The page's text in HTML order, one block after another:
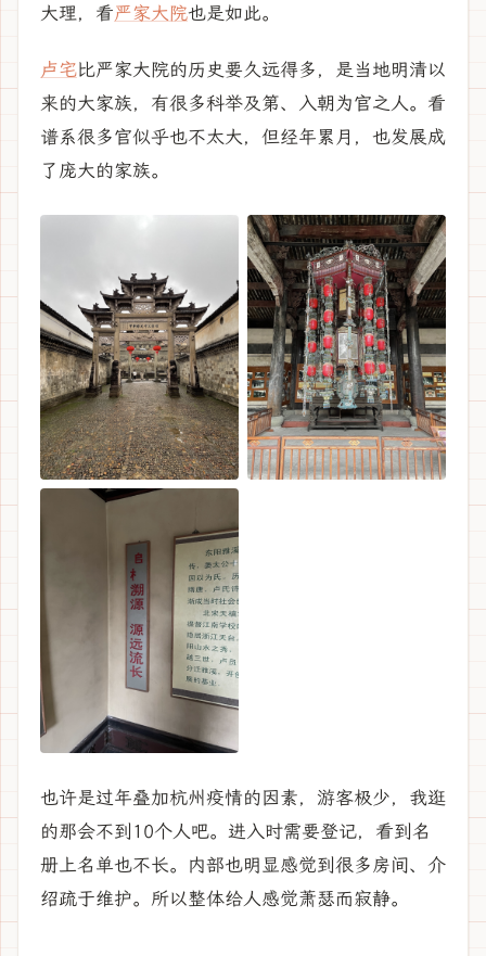
大理，看严家大院也是如此。
卢宅比严家大院的历史要久远得多，是当地明清以
来的大家族，有很多科举及第、入朝为官之人。看
谱系很多官似乎也不太大，但经年累月，也发展成
了庞大的家族。
也许是过年叠加杭州疫情的因素，游客极少，我逛
的那会不到10个人吧。进入时需要登记，看到名
册上名单也不长。内部也明显感觉到很多房间、介
绍疏于维护。所以整体给人感觉萧瑟而寂静。